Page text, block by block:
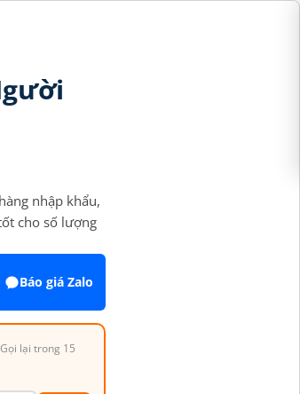
nhập khẩu,
cho số lượng
Báo giá Zalo
Gọi lại trong 15